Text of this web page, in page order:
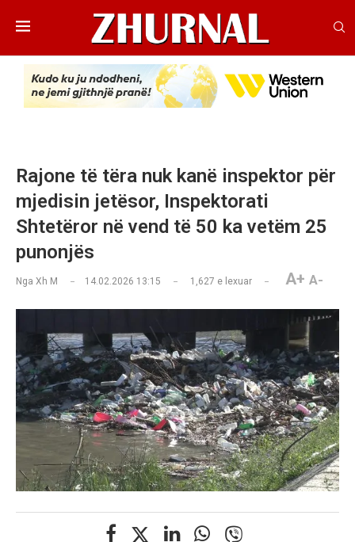
Rajone të tëra nuk kanë inspektor për
mjedisin jetësor, Inspektorati
Shtetëror në vend të 50 ka vetëm 25
punonjës
Nga Xh M 14.02.2026 13:15 1,627 e lexuar A+ A-